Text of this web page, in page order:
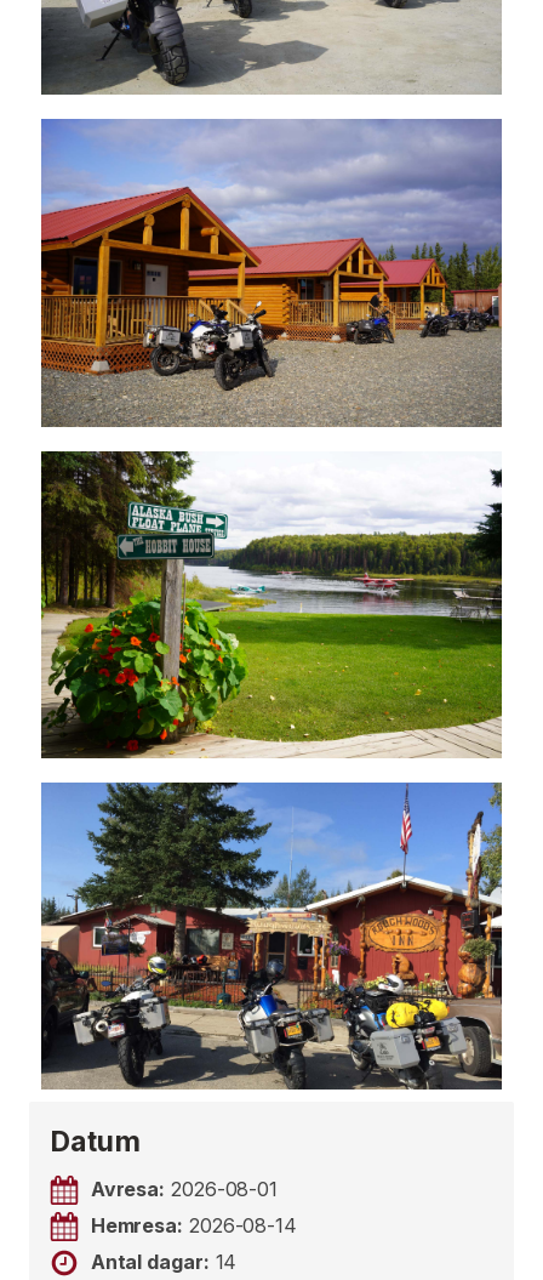
Hemförsäkringen rekommenderas.
Självriskeliminering Hyr-mc.
Datum
Avresa: 2026-08-01
Hemresa: 2026-08-14
Antal dagar: 14